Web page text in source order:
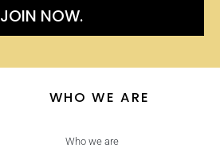
JOIN NOW.
WHO WE ARE
Who we are